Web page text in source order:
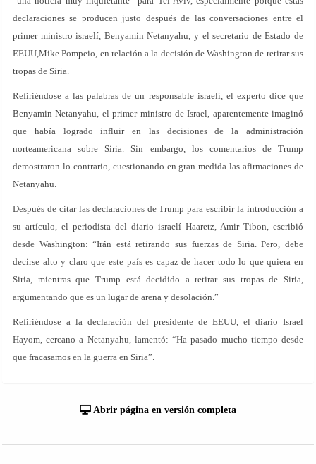
declaraciones se producen justo después de las conversaciones entre el
primer ministro israelí, Benyamin Netanyahu, y el secretario de Estado de
EEUU,Mike Pompeio, en relación a la decisión de Washington de retirar sus
tropas de Siria.
Refiriéndose a las palabras de un responsable israelí, el experto dice que
Benyamin Netanyahu, el primer ministro de Israel, aparentemente imaginó
que había logrado influir en las decisiones de la administración
norteamericana sobre Siria. Sin embargo, los comentarios de Trump
demostraron lo contrario, cuestionando en gran medida las afirmaciones de
Netanyahu.
Después de citar las declaraciones de Trump para escribir la introducción a
su artículo, el periodista del diario israelí Haaretz, Amir Tibon, escribió
desde Washington: “Irán está retirando sus fuerzas de Siria. Pero, debe
decirse alto y claro que este país es capaz de hacer todo lo que quiera en
Siria, mientras que Trump está decidido a retirar sus tropas de Siria,
argumentando que es un lugar de arena y desolación.”
Refiriéndose a la declaración del presidente de EEUU, el diario Israel
Hayom, cercano a Netanyahu, lamentó: “Ha pasado mucho tiempo desde
que fracasamos en la guerra en Siria”.
Abrir página en versión completa